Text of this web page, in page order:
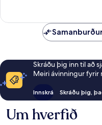
Skráðu þig inn til að
Meiri ávinningur
Innskrá Skráðu þig,
Um hverfið